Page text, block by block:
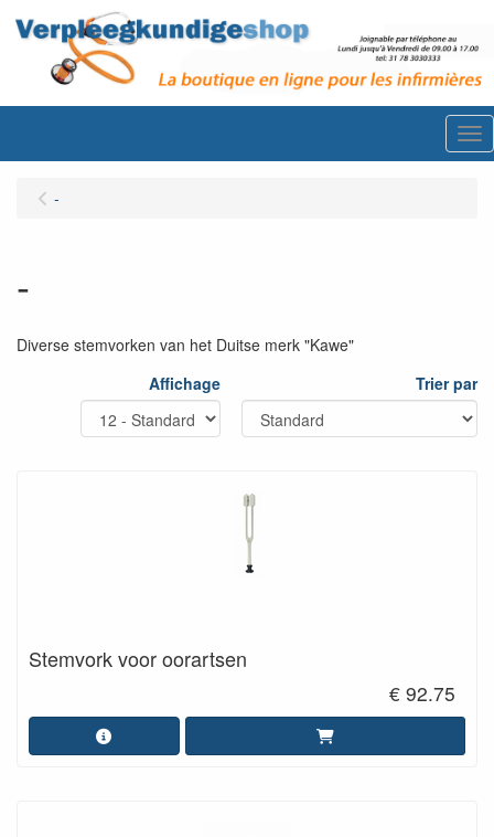
-
-
Diverse stemvorken van het Duitse merk "Kawe"
Affichage
Trier par
Stemvork voor oorartsen
€ 92.75